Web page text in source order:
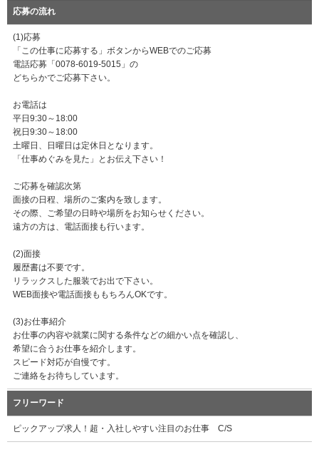
応募の流れ
(1)応募
「この仕事に応募する」ボタンからWEBでのご応募
電話応募「0078-6019-5015」の
どちらかでご応募下さい。
お電話は
平日9:30～18:00
祝日9:30～18:00
土曜日、日曜日は定休日となります。
「仕事めぐみを見た」とお伝え下さい！
ご応募を確認次第
面接の日程、場所のご案内を致します。
その際、ご希望の日時や場所をお知らせください。
遠方の方は、電話面接も行います。
(2)面接
履歴書は不要です。
リラックスした服装でお出で下さい。
WEB面接や電話面接ももちろんOKです。
(3)お仕事紹介
お仕事の内容や就業に関する条件などの細かい点を確認し、
希望に合うお仕事を紹介します。
スピード対応が自慢です。
ご連絡をお待ちしています。
フリーワード
ピックアップ求人！超・入社しやすい注目のお仕事 C/S